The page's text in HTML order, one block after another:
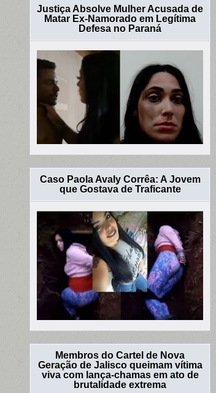
Justiça Absolve Mulher Acusada de
Matar Ex-Namorado em Legítima
Defesa no Paraná
Caso Paola Avaly Corrêa: A Jovem
que Gostava de Traficante
Membros do Cartel de Nova
Geração de Jalisco queimam vítima
viva com lança-chamas em ato de
brutalidade extrema